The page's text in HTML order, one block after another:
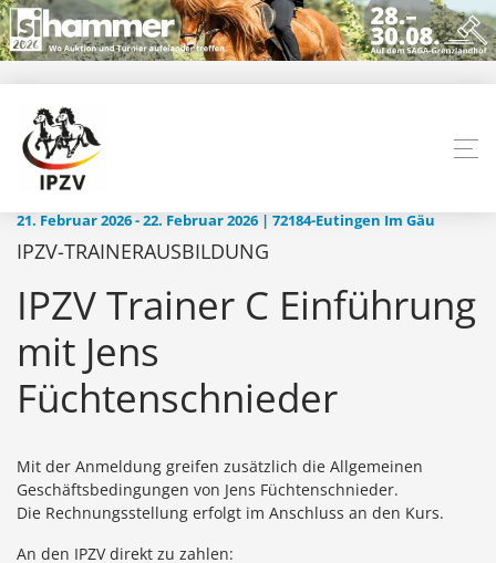
21. Februar 2026 - 22. Februar 2026 | 72184-Eutingen Im Gäu
IPZV-TRAINERAUSBILDUNG
IPZV Trainer C Einführung
mit Jens
Füchtenschnieder
Mit der Anmeldung greifen zusätzlich die Allgemeinen
Geschäftsbedingungen von Jens Füchtenschnieder.
Die Rechnungsstellung erfolgt im Anschluss an den Kurs.
An den IPZV direkt zu zahlen: